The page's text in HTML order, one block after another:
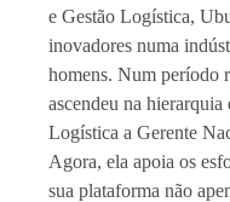
e Gestão Logística,
inovadores numa
homens. Num período
ascendeu na hierarquia
Logística a Gerente
Agora, ela apoia os
sua plataforma não